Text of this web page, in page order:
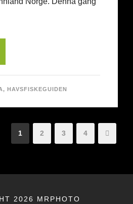
, HAVSFISKEGUIDEN
1 2 3 4
2026 MRPHOTO